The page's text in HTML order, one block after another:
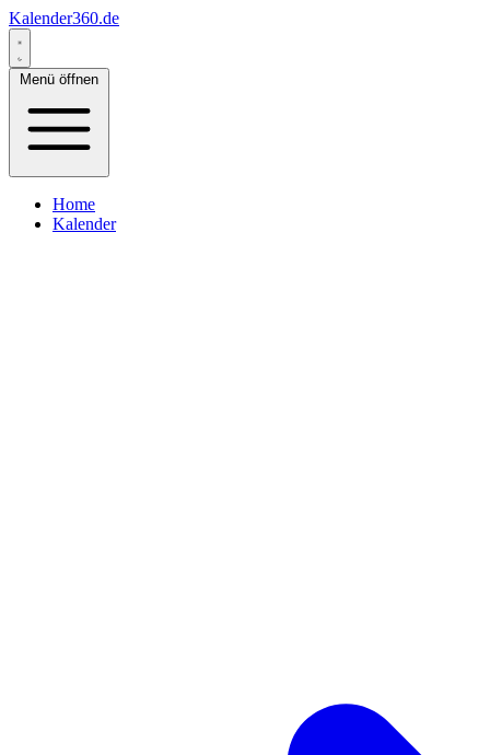
Kalender360.de
Menü öffnen
Home
Kalender